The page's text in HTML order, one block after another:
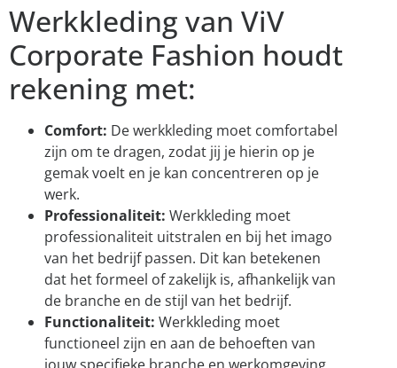
Werkkleding van ViV
Corporate Fashion houdt
rekening met:
Comfort: De werkkleding moet comfortabel
zijn om te dragen, zodat jij je hierin op je
gemak voelt en je kan concentreren op je
werk.
Professionaliteit: Werkkleding moet
professionaliteit uitstralen en bij het imago
van het bedrijf passen. Dit kan betekenen
dat het formeel of zakelijk is, afhankelijk van
de branche en de stijl van het bedrijf.
Functionaliteit: Werkkleding moet
functioneel zijn en aan de behoeften van